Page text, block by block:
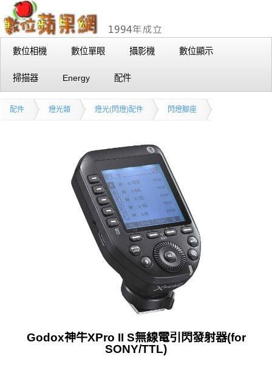
數位相機 數位單眼 攝影機 數位顯示
掃描器 Energy 配件
配件 燈光類 燈光(閃燈)配件 閃燈腳座
Godox神牛XPro II S無線電引閃發射器(for
SONY/TTL)